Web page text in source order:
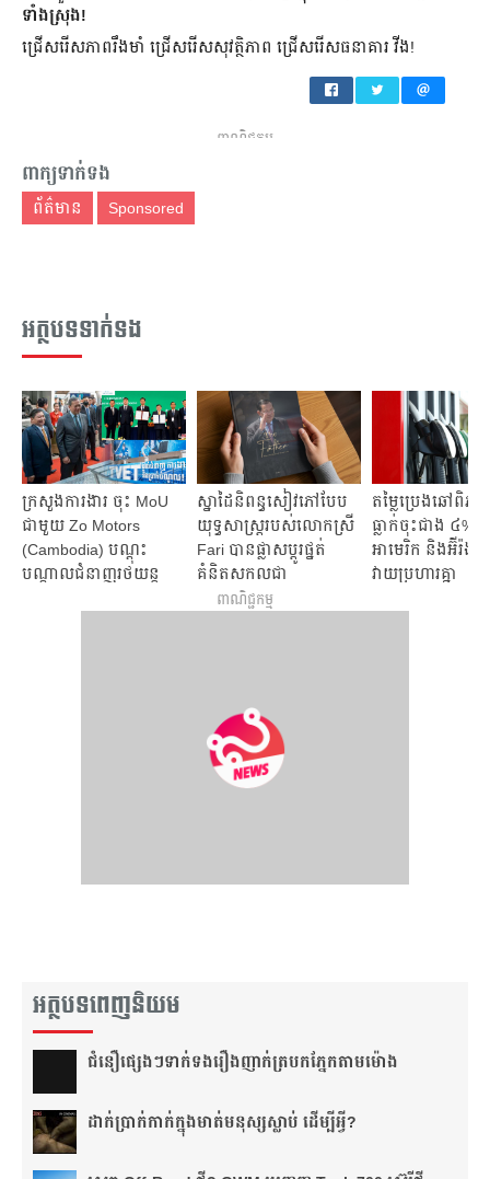
ទាំងស្រុង!
ជ្រើសរើសភាពរឹងមាំ ជ្រើសរើសសុវត្ថិភាព ជ្រើសរើសធនាគារ វីង!
ពាណិជ្ជកម្ម
ពាក្យទាក់ទង
ព័ត៌មាន Sponsored
អត្ថបទទាក់ទង
ក្រសួងការងារ ចុះ MoU
ជាមួយ Zo Motors
(Cambodia) បណ្តុះ
បណ្តាលជំនាញរថយន្ត
ស្នាដៃនិពន្ធសៀវភៅបែប
យុទ្ធសាស្រ្តរបស់លោកស្រី
Fari បានផ្លាសប្តូរផ្នត់
គំនិតសកលជា
វិជ្ជមានមកលើ
តម្លៃប្រេងឆៅពិភ
ធ្លាក់ចុះជាង ៤% ប
អាមេរិក និងអ៊ីរ៉ង់ផ្អ
វាយប្រហារគ្នា
ពាណិជ្ជកម្ម
អត្ថបទពេញនិយម
ជំនឿ​ផ្សេងៗ​ទាក់ទង​រឿង​ញាក់​ត្របក​ភ្នែក​តាម​ម៉ោង​
ដាក់​ប្រាក់​កាក់​ក្នុង​មាត់​មនុស្ស​ស្លាប់ ដើម្បី​អ្វី?